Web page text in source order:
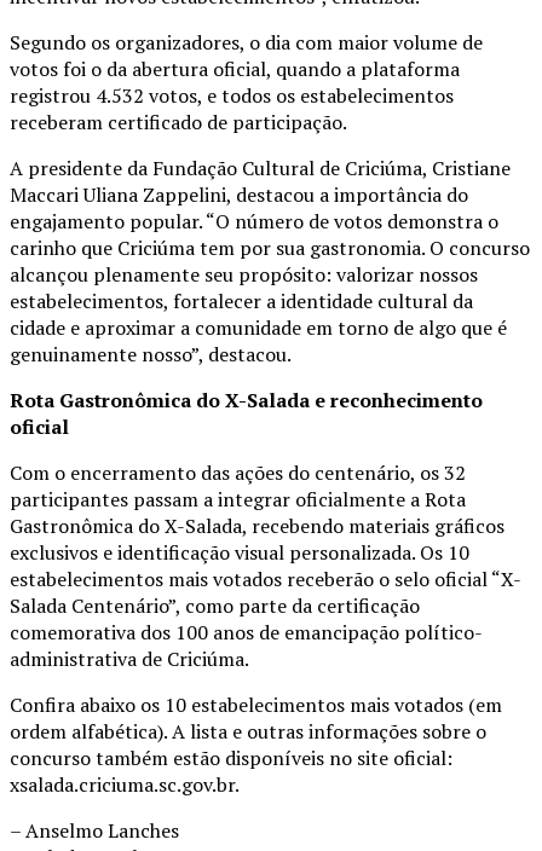
Segundo os organizadores, o dia com maior volume de
votos foi o da abertura oficial, quando a plataforma
registrou 4.532 votos, e todos os estabelecimentos
receberam certificado de participação.
A presidente da Fundação Cultural de Criciúma, Cristiane
Maccari Uliana Zappelini, destacou a importância do
engajamento popular. “O número de votos demonstra o
carinho que Criciúma tem por sua gastronomia. O concurso
alcançou plenamente seu propósito: valorizar nossos
estabelecimentos, fortalecer a identidade cultural da
cidade e aproximar a comunidade em torno de algo que é
genuinamente nosso”, destacou.
Rota Gastronômica do X-Salada e reconhecimento
oficial
Com o encerramento das ações do centenário, os 32
participantes passam a integrar oficialmente a Rota
Gastronômica do X-Salada, recebendo materiais gráficos
exclusivos e identificação visual personalizada. Os 10
estabelecimentos mais votados receberão o selo oficial “X-
Salada Centenário”, como parte da certificação
comemorativa dos 100 anos de emancipação político-
administrativa de Criciúma.
Confira abaixo os 10 estabelecimentos mais votados (em
ordem alfabética). A lista e outras informações sobre o
concurso também estão disponíveis no site oficial:
xsalada.criciuma.sc.gov.br.
– Anselmo Lanches